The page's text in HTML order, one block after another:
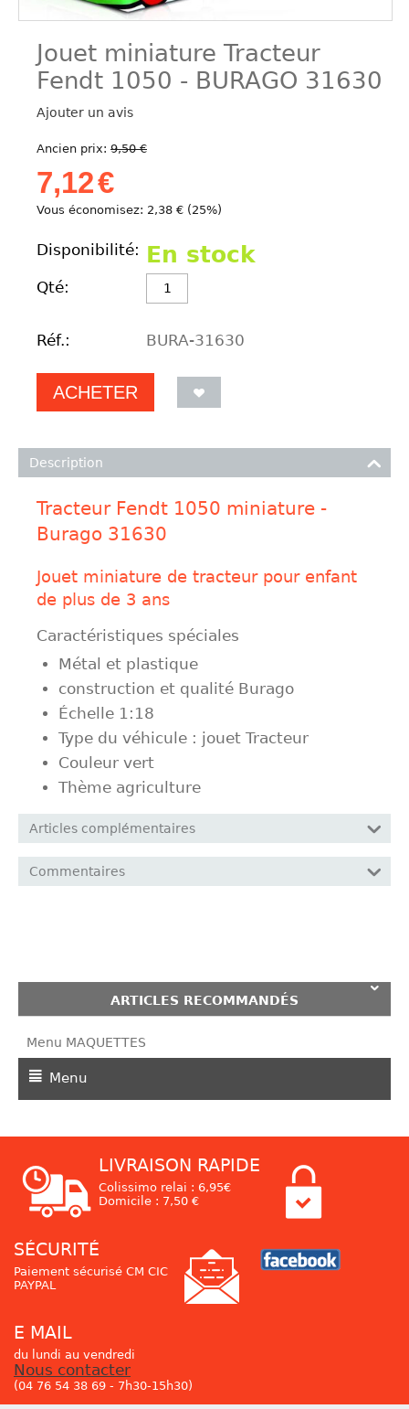
Jouet miniature Tracteur
Fendt 1050 - BURAGO 31630
Ajouter un avis
Ancien prix: 9,50 €
7,12€
Vous économisez: 2,38 € (25%)
Disponibilité: En stock
Qté:
Réf.: BURA-31630
ACHETER
Description
Tracteur Fendt 1050 miniature -
Burago 31630
Jouet miniature de tracteur pour enfant
de plus de 3 ans
Caractéristiques spéciales
Métal et plastique
construction et qualité Burago
Échelle 1:18
Type du véhicule : jouet Tracteur
Couleur vert
Thème agriculture
Articles complémentaires
Commentaires
ARTICLES RECOMMANDÉS
Menu MAQUETTES
Menu
LIVRAISON RAPIDE
Colissimo relai : 6,95€
Domicile : 7,50 €
SÉCURITÉ
Paiement sécurisé CM CIC
PAYPAL
E MAIL
du lundi au vendredi
Nous contacter
(04 76 54 38 69 - 7h30-15h30)